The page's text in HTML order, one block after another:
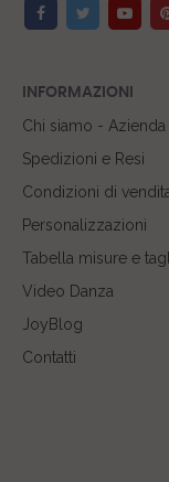
INFORMAZIONI
Chi siamo - Azienda
Spedizioni e Resi
Condizioni di
Personalizzazioni
Tabella misure e
Video Danza
JoyBlog
Contatti